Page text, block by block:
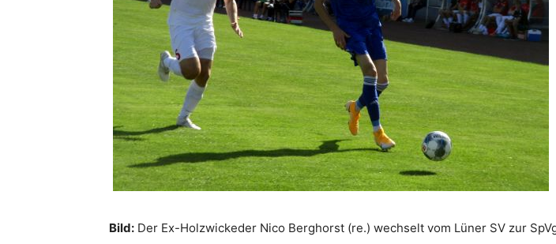
Bild: Der Ex-Holzwickeder Nico Berghorst (re.) wechselt vom Lüner SV zur